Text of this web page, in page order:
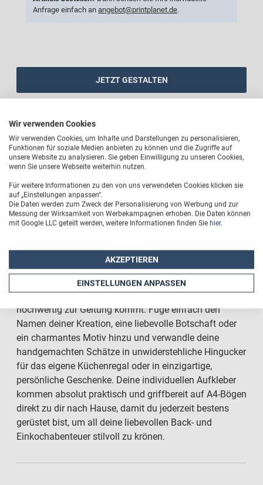
Anfrage einfach an angebot@printplanet.de.
JETZT GESTALTEN
DETAILS
Mach deine selbstgemachten Köstlichkeiten zu echten
Meisterwerken! Ob fruchtige Marmelade, goldgelber
Honig oder knusprige Kekse – mit unseren
personalisierbaren Lebensmitteletiketten verleihst du
professionellen Feinschliff. Lass deiner Kreativität
freien Lauf und kreiere aus einer Vielzahl von Designs
deinen ganz eigenen Look, der auf unserem strahlend
weißen Etikettengrund besonders brillant und
hochwertig zur Geltung kommt. Füge einfach den
Namen deiner Kreation, eine liebevolle Botschaft oder
ein charmantes Motiv hinzu und verwandle deine
handgemachten Schätze in unwiderstehliche Hingucker
für das eigene Küchenregal oder in einzigartige,
persönliche Geschenke. Deine individuellen Aufkleber
kommen absolut praktisch und griffbereit auf A4-Bögen
direkt zu dir nach Hause, damit du jederzeit bestens
gerüstet bist, um all deine liebevollen Back- und
Einkochabenteuer stilvoll zu krönen.
Wir verwenden Cookies
Wir verwenden Cookies, um Inhalte und Darstellungen zu personalisieren,
Funktionen für soziale Medien anbieten zu können und die Zugriffe auf
unsere Website zu analysieren. Sie geben Einwilligung zu unseren Cookies,
wenn Sie unsere Webseite weiterhin nutzen.
Für weitere Informationen zu den von uns verwendeten Cookies klicken sie
auf „Einstellungen anpassen“.
Die Daten werden zum Zweck der Personalisierung von Werbung und zur
Messung der Wirksamkeit von Werbekampagnen erhoben. Die Daten können
mit Google LLC geteilt werden, weitere Informationen finden Sie hier.
AKZEPTIEREN
EINSTELLUNGEN ANPASSEN